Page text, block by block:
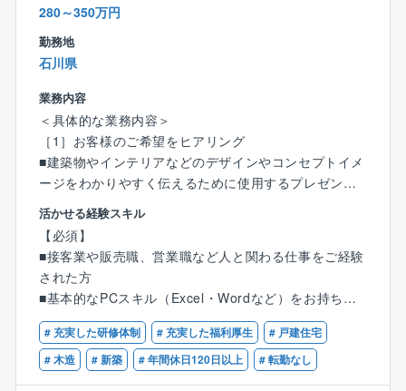
「こんな家を建てたい」というお客様の理想を叶えら
「子どもがのびのびと遊べる家が良い」「趣味の部屋
を作りたい」など希望はさまざまです！
お客様と直接関わることができるからこそ、一つひと
つのこだわりを実現できるやりがいがあります！
〈チーム組織構成〉
20代～60代まで幅広い年齢層の社員が活躍中。
いずれの拠点も、明るい声が響き、活気にあふれた雰
囲気で、わからないことがあれば気軽に質問できる環
境が整っています。
中途入社も多く、壁を感じることなく馴染むことがで
きる環境です。
〈男女比〉4：6
≪商品ラインアップ≫
■ローコストで自由設計が可能な自由設計住宅シリーズ
280～350万円
勤務地
石川県
業務内容
＜具体的な業務内容＞
［1］お客様のご希望をヒアリング
■建築物やインテリアなどのデザインやコンセプトイメ
ージをわかりやすく伝えるために使用するプレゼンボ
ードを作成します。
［2］営業部と協力しながら細部を打ち合わせ
■外観パースの依頼
■内装デザイン（床材、壁紙など）
■インテリア（照明など）
※外観パースは、建物の外観を立体的に表現した絵で建
築計画や不動産プロジェクトのコンセプトをビジュア
ル化するための手法です。
活かせる経験スキル
【必須】
■接客業や販売職、営業職など人と関わる仕事をご経験
された方
■基本的なPCスキル（Excel・Wordなど）をお持ちの
方
【歓迎条件】
# 充実した研修体制 # 充実した福利厚生
# 戸建住宅
# 木造
# 新築 # 年間休日120日以上 # 転勤なし